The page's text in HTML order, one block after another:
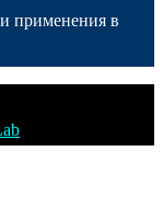
применения в